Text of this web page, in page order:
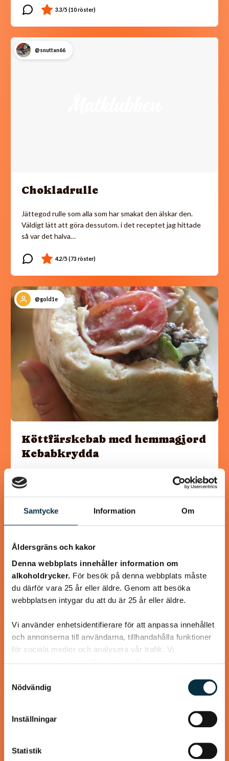
Samtycke Information Om
Åldersgräns och kakor
Denna webbplats innehåller information om
alkoholdrycker. För besök på denna webbplats måste
du därför vara 25 år eller äldre. Genom att besöka
webbplatsen intygar du att du är 25 år eller äldre.
Vi använder enhetsidentifierare för att anpassa innehållet
och annonserna till användarna, tillhandahålla funktioner
för sociala medier och analysera vår trafik. Vi
annons- och analysföretag som vi samarbetar med.
Dessa kan i sin tur kombinera informationen med annan
information som du har tillhandahållit eller som de har
samlat in när du har använt deras tjänster.
Nödvändig
Inställningar
Statistik
@snuttan66
Chokladrulle
Jättegod rulle som alla som har smakat den älskar den.
Väldigt lätt att göra dessutom. i det receptet jag hittade
så var det halva…
@gold1e
Köttfärskebab med hemmagjord
Kebabkrydda
Supergott, nyttigt och enkelt! Jag använder laktosfri
turkisk yoghurt, så blir rätten helt laktosfri.
@koppargrytan
Turkisk köfte
En längtan till Turkisk mat